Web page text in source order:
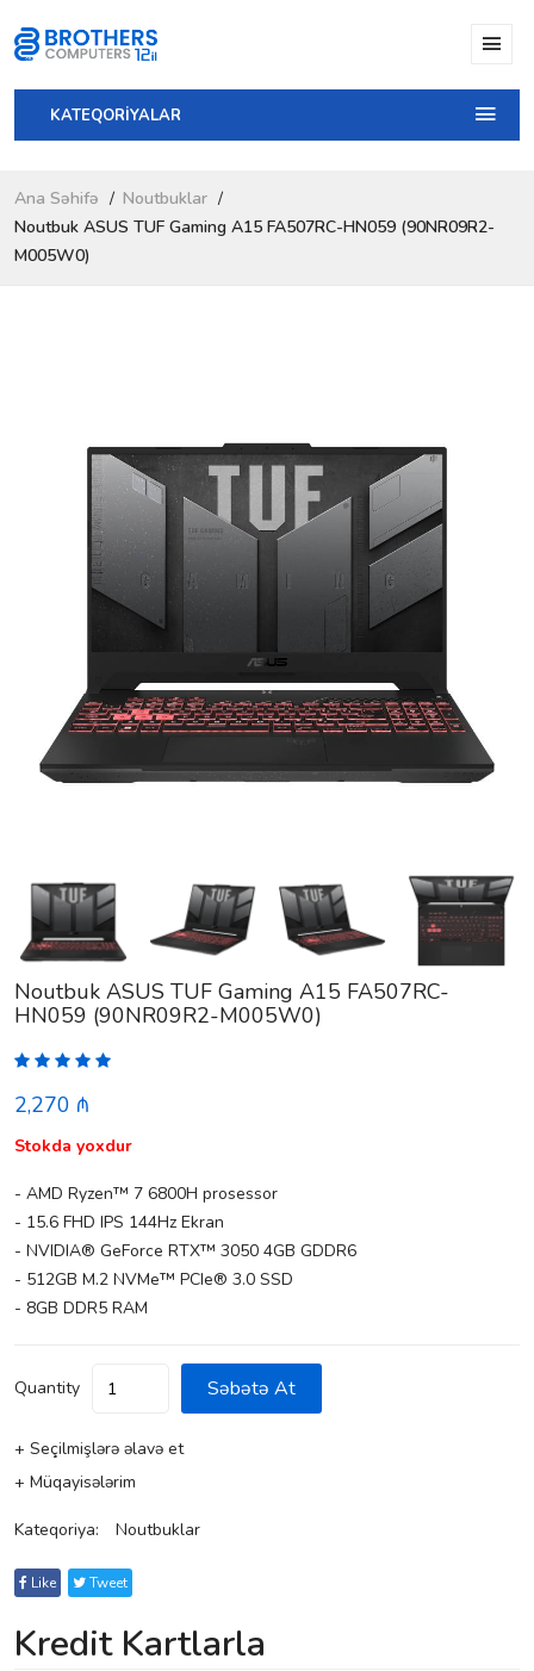
KATEQORİYALAR
Ana Səhifə
Noutbuklar
Noutbuk ASUS TUF Gaming A15 FA507RC-HN059 (90NR09R2-
M005W0)
Noutbuk ASUS TUF Gaming A15 FA507RC-
HN059 (90NR09R2-M005W0)
2,270 ₼
Stokda yoxdur
- AMD Ryzen™ 7 6800H prosessor
- 15.6 FHD IPS 144Hz Ekran
- NVIDIA® GeForce RTX™ 3050 4GB GDDR6
- 512GB M.2 NVMe™ PCIe® 3.0 SSD
- 8GB DDR5 RAM
Quantity Səbətə At
+ Seçilmişlərə əlavə et
+ Müqayisələrim
Kateqoriya: Noutbuklar
Like Tweet
Kredit Kartlarla